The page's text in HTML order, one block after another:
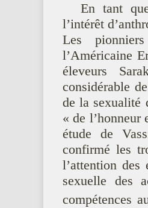
En tant
l’intérêt
Les
l’Américaine
éleveurs
considérable
de la sexualité
« de l’honneur
étude de
confirmé les
l’attention des
sexuelle des
compétences